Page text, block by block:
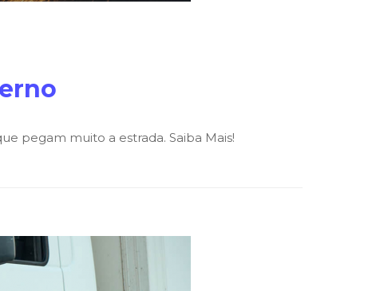
pegam muito a estrada. Saiba Mais!